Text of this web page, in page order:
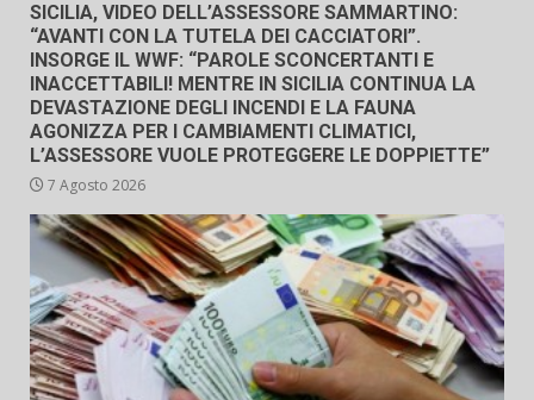
SICILIA, VIDEO DELL’ASSESSORE SAMMARTINO:
“AVANTI CON LA TUTELA DEI CACCIATORI”.
INSORGE IL WWF: “PAROLE SCONCERTANTI E
INACCETTABILI! MENTRE IN SICILIA CONTINUA LA
DEVASTAZIONE DEGLI INCENDI E LA FAUNA
AGONIZZA PER I CAMBIAMENTI CLIMATICI,
L’ASSESSORE VUOLE PROTEGGERE LE DOPPIETTE”
7 Agosto 2026